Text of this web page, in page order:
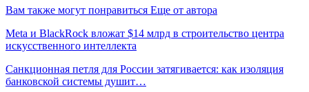
Вам также могут понравиться Еще от автора
Meta и BlackRock вложат $14 млрд в строительство центра
искусственного интеллекта
Санкционная петля для России затягивается: как изоляция
банковской системы душит…